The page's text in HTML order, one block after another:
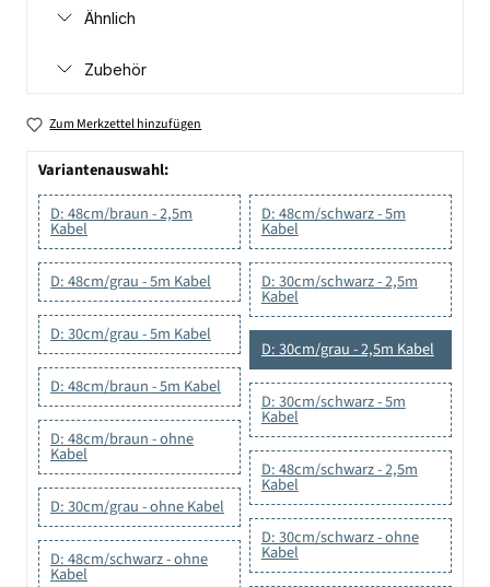
Ähnlich
Zubehör
Zum Merkzettel hinzufügen
Variantenauswahl:
D: 48cm/braun - 2,5m
Kabel
D: 48cm/schwarz - 5m
Kabel
D: 48cm/grau - 5m Kabel D: 30cm/schwarz - 2,5m
Kabel
D: 30cm/grau - 5m Kabel
D: 30cm/grau - 2,5m Kabel
D: 48cm/braun - 5m Kabel
D: 30cm/schwarz - 5m
Kabel
D: 48cm/braun - ohne
Kabel
D: 48cm/schwarz - 2,5m
Kabel
D: 30cm/grau - ohne Kabel
D: 30cm/schwarz - ohne
Kabel
D: 48cm/schwarz - ohne
Kabel